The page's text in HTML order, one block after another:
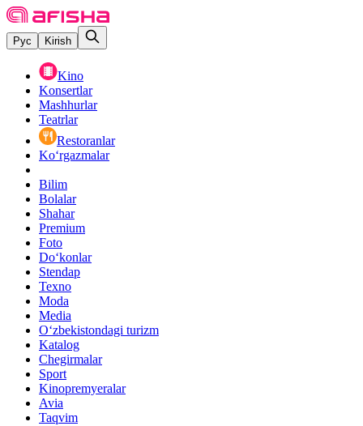
Рус Kirish
Kino
Konsertlar
Mashhurlar
Teatrlar
Restoranlar
Ko‘rgazmalar
Bilim
Bolalar
Shahar
Premium
Foto
Do‘konlar
Stendap
Texno
Moda
Media
O‘zbekistondagi turizm
Katalog
Chegirmalar
Sport
Kinopremyeralar
Avia
Taqvim